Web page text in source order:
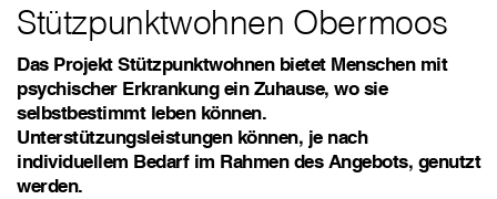
Stützpunktwohnen Obermoos
Das Projekt Stützpunktwohnen bietet Menschen mit
psychischer Erkrankung ein Zuhause, wo sie
selbstbestimmt leben können.
Unterstützungsleistungen können, je nach
individuellem Bedarf im Rahmen des Angebots, genutzt
werden.